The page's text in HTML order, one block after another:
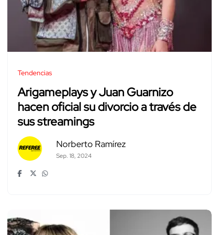
Tendencias
Arigameplays y Juan Guarnizo
hacen oficial su divorcio a través de
sus streamings
Norberto Ramírez
Sep. 18, 2024